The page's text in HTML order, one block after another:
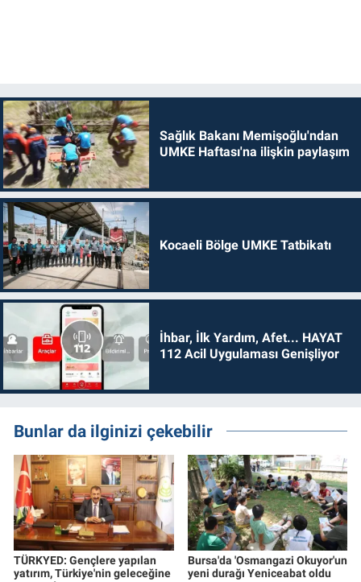
Sağlık Bakanı Memişoğlu'ndan
UMKE Haftası'na ilişkin paylaşım
Kocaeli Bölge UMKE Tatbikatı
İhbar, İlk Yardım, Afet... HAYAT
112 Acil Uygulaması Genişliyor
Bunlar da ilginizi çekebilir
TÜRKYED: Gençlere yapılan
yatırım, Türkiye'nin geleceğine
Bursa'da 'Osmangazi Okuyor'un
yeni durağı Yeniceabat oldu